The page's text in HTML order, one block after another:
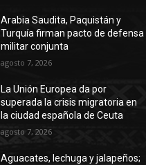
Arabia Saudita, Paquistán y
Turquía firman pacto de defensa
militar conjunta
agosto 7, 2026
La Unión Europea da por
superada la crisis migratoria en
la ciudad española de Ceuta
agosto 7, 2026
Aguacates, lechuga y jalapeños;